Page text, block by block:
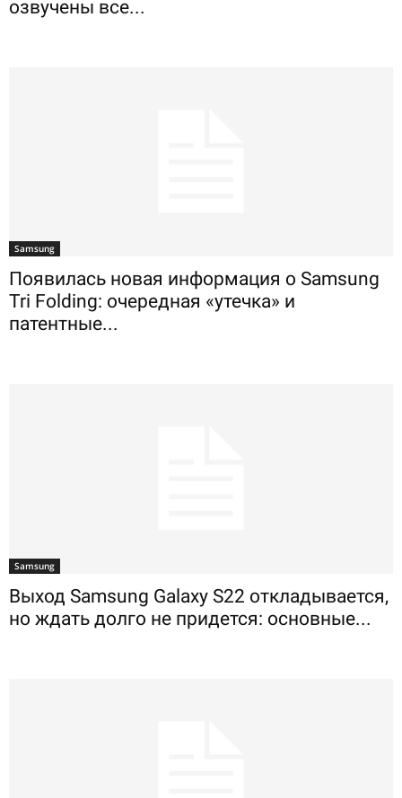
озвучены все...
Samsung
Появилась новая информация о Samsung
Tri Folding: очередная «утечка» и
патентные...
Samsung
Выход Samsung Galaxy S22 откладывается,
но ждать долго не придется: основные...